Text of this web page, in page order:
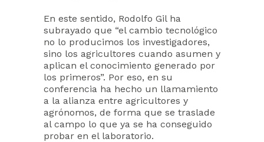
En este sentido, Rodolfo Gil ha
subrayado que “el cambio tecnológico
no lo producimos los investigadores,
sino los agricultores cuando asumen y
aplican el conocimiento generado por
los primeros”. Por eso, en su
conferencia ha hecho un llamamiento
a la alianza entre agricultores y
agrónomos, de forma que se traslade
al campo lo que ya se ha conseguido
probar en el laboratorio.